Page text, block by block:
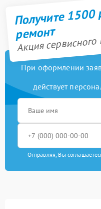
Получите 1500
ремонт
Акция
При оформлении
действует
Отправляя, Вы